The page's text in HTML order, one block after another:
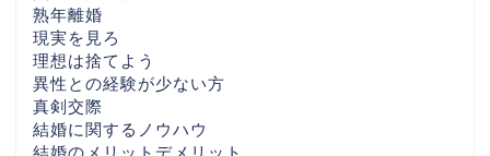
熟年離婚
現実を見ろ
理想は捨てよう
異性との経験が少ない方
真剣交際
結婚に関するノウハウ
結婚のメリットデメリット